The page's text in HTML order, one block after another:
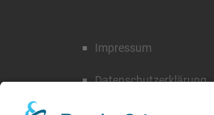
Impressum
Datenschutzerklärung